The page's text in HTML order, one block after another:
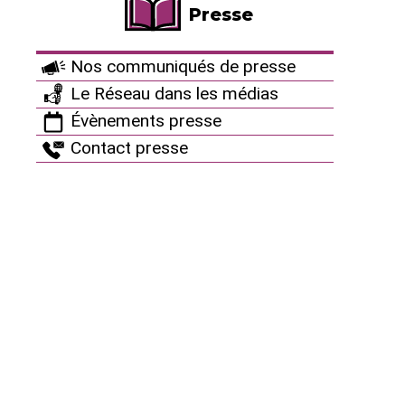
Presse
Nos communiqués de presse
Le Réseau dans les médias
Évènements presse
Contact presse
participer à notre carnaval et montrons-leur que,
nous aussi, nous avons le sens de l’humour !
Contact organisation :
Piscine Nucléaire Stop